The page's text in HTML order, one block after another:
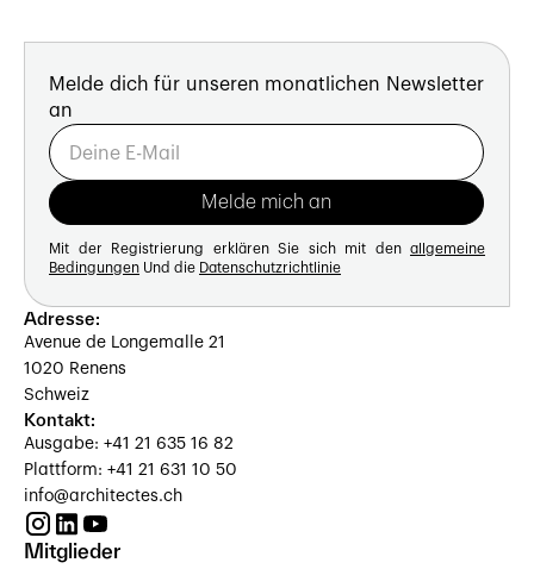
Melde dich für unseren monatlichen Newsletter
an
Mit der Registrierung erklären Sie sich mit den allgemeine
Bedingungen Und die Datenschutzrichtlinie
Adresse:
Avenue de Longemalle 21
1020 Renens
Schweiz
Kontakt:
Ausgabe: +41 21 635 16 82
Plattform: +41 21 631 10 50
info@architectes.ch
Mitglieder